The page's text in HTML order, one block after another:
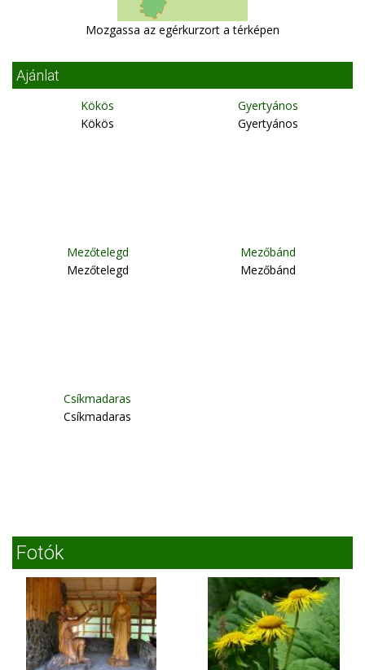
Mozgassa az egérkurzort a térképen
Ajánlat
Kökös
Kökös
Gyertyános
Gyertyános
Mezőtelegd
Mezőtelegd
Mezőbánd
Mezőbánd
Csíkmadaras
Csíkmadaras
Fotók